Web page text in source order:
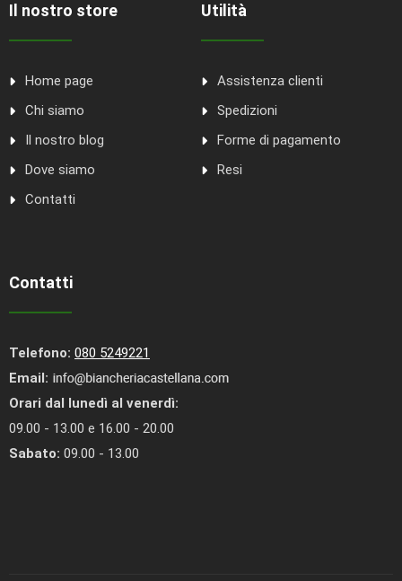
Il nostro store
Home page
Chi siamo
Il nostro blog
Dove siamo
Contatti
Utilità
Assistenza clienti
Spedizioni
Forme di pagamento
Resi
Contatti
Telefono: 080 5249221
Email:
Orari dal lunedì al venerdì:
09.00 - 13.00 e 16.00 - 20.00
Sabato: 09.00 - 13.00